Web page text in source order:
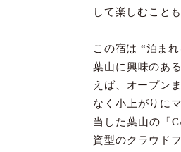
して楽しむこと
この宿は “泊ま
葉山に興味のあ
えば、オープン
なく小上がりに
当した葉山の「
資型のクラウド